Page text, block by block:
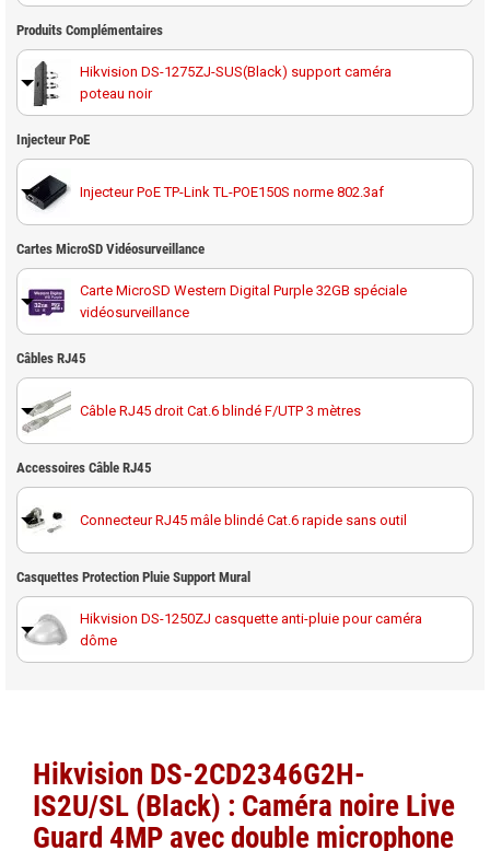
Produits Complémentaires
Hikvision DS-1275ZJ-SUS(Black) support caméra
poteau noir
Hikvision DS-1276ZJ-SUS(Black) support d'angle pour
caméra de surveillance noire
Injecteur PoE
Injecteur PoE TP-Link TL-POE150S norme 802.3af
Cartes MicroSD Vidéosurveillance
Carte MicroSD Western Digital Purple 32GB spéciale
vidéosurveillance
Carte MicroSD Western Digital Purple 64GB spéciale
vidéosurveillance
vidéosurveillance
Carte MicroSD Western Digital Purple 256GB spéciale
vidéosurveillance
Carte MicroSD Western Digital Purple 512GB spéciale
vidéosurveillance
Câbles RJ45
Câble RJ45 droit Cat.6 blindé F/UTP 3 mètres
Câble RJ45 droit Cat.6 blindé F/UTP 10 mètres
Câble RJ45 droit Cat.6 blindé F/UTP 30 mètres
Câble RJ45 droit Cat.6 blindé F/UTP 40 mètres 100%
Câble RJ45 Cat.5 UTP 305 mètres Dahua PFM920I-5EUN
Accessoires Câble RJ45
Connecteur RJ45 mâle blindé Cat.6 rapide sans outil
Noyau RJ45 femelle Cat6A blindé Elbac 943545-S0
Casquettes Protection Pluie Support Mural
Hikvision DS-1250ZJ casquette anti-pluie pour caméra
dôme
Hikvision DS-2CD2346G2H-
IS2U/SL (Black) : Caméra noire Live
Guard 4MP avec double microphone